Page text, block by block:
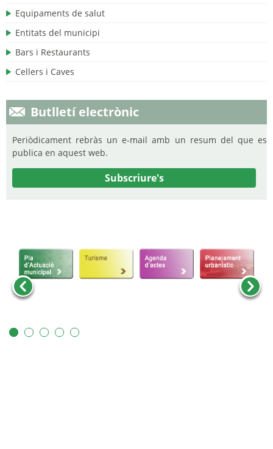
Equipaments de salut
Entitats del municipi
Bars i Restaurants
Cellers i Caves
Butlletí electrònic
Periòdicament rebràs un e-mail amb un resum del que es
publica en aquest web.
Subscriure's